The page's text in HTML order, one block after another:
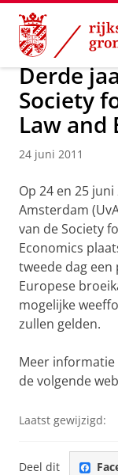
Skip
Content
Skip
Navigation
Over ons
Derde
Society
Law and
24 juni 2011
Op 24 en 25
Amsterdam
van de Society
Economics
tweede dag
Europese
mogelijke
zullen gelden.
Meer
de volgende
Laatst gewijzigd:
Deel dit